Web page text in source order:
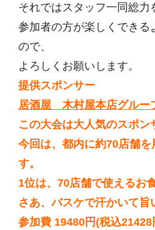
それではスタッフ一同総力
参加者の方が楽しくでき
ので、
よろしくお願いします。
提供スポンサー
居酒屋 木村屋本店グルー
この大会は大人気のスポン
今回は、都内に約70店舗
す。
1位は、70店舗で使えるお
さあ、バスケで汗かいて
参加費 19480円(税込21428